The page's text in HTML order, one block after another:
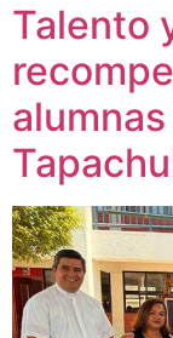
Talento